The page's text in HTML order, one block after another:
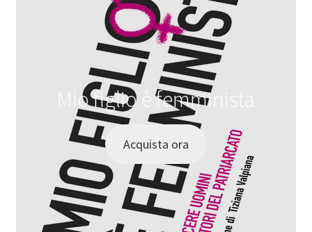
Mio figlio è femminista
Acquista ora